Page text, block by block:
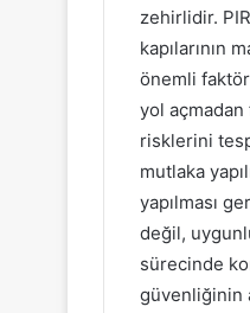
zehirlidir.
kapılarının
önemli
yol açmadan
risklerini
mutlaka
yapılması
değil,
sürecinde
güvenliğinin